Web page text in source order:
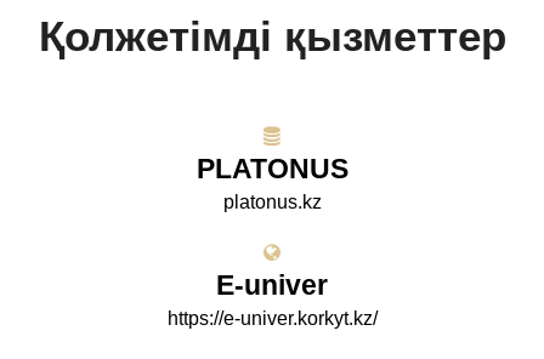
Қолжетімді қызметтер
PLATONUS
platonus.kz
E-univer
https://e-univer.korkyt.kz/